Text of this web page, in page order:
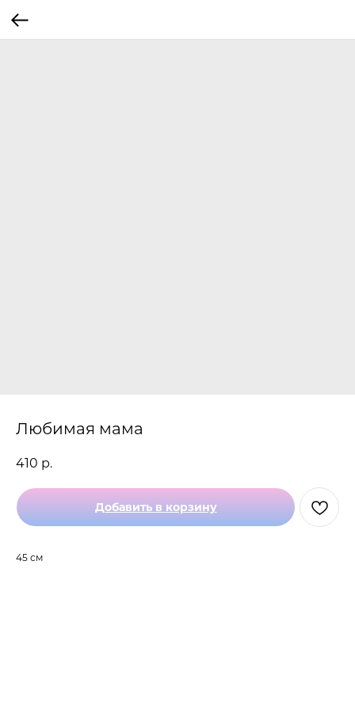
Любимая мама
410 р.
Добавить в корзину
45 см